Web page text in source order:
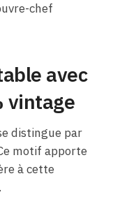
chef
avec
vintage
distingue par
motif apporte
à cette